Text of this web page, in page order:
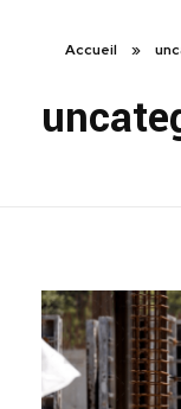
Accueil »